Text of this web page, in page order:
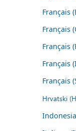
Français
Français
Français
Français
Français
Hrvatski